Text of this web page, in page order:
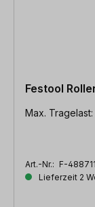
Festool
Max.
Art.-Nr.: F-488711
Lieferzeit 2